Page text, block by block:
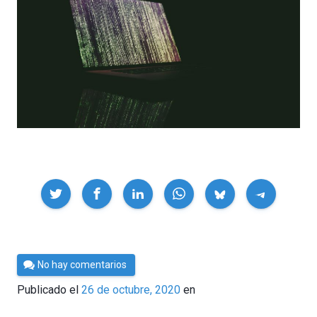
Compartir
Por
César
Tomé
No hay comentarios
Publicado el 26 de octubre, 2020 en